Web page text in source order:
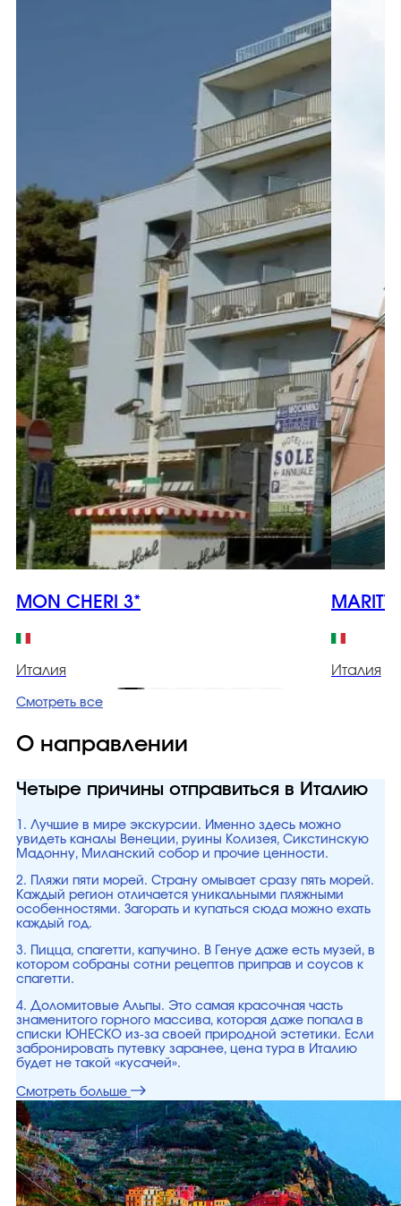
MON CHERI 3*
Италия Италия
Смотреть все
О направлении
Четыре причины отправиться в Италию
1. Лучшие в мире экскурсии. Именно здесь можно
увидеть каналы Венеции, руины Колизея, Сикстинскую
Мадонну, Миланский собор и прочие ценности.
2. Пляжи пяти морей. Страну омывает сразу пять морей.
Каждый регион отличается уникальными пляжными
особенностями. Загорать и купаться сюда можно ехать
каждый год.
3. Пицца, спагетти, капучино. В Генуе даже есть музей, в
котором собраны сотни рецептов приправ и соусов к
спагетти.
4. Доломитовые Альпы. Это самая красочная часть
знаменитого горного массива, которая даже попала в
списки ЮНЕСКО из-за своей природной эстетики. Если
забронировать путевку заранее, цена тура в Италию
будет не такой «кусачей».
Смотреть больше